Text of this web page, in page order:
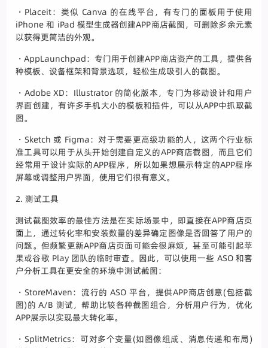
・Placeit：类似 Canva 的在线平台，有专门的面板用于使用
iPhone 和 iPad 模型生成器创建APP商店截图，可删除多余元素
以获得更简洁的外观。
・AppLaunchpad：专门用于创建APP商店资产的工具，提供各
种模板、设备框架和背景选项，轻松生成吸引人的截图。
・Adobe XD：Illustrator 的简化版本，专门为移动设计和用户
界面创建，有许多手机大小的模板和插件，可以从APP中抓取截
图。
・Sketch 或 Figma：对于需要更高级功能的人，这两个行业标
准工具可以用于从头开始创建自定义的APP商店截图，而且它们
经常用于设计实际的APP程序，所以如果想展示特定的APP程序
屏幕或调整用户界面，使用它们很有意义。
2. 测试工具
测试截图效率的最佳方法是在实际场景中，即直接在APP商店页
面上，通过转化率和安装数量的差异确定图像是否回答了用户的
问题。但频繁更新APP商店页面可能会很麻烦，甚至可能引起苹
果或谷歌 Play 团队的临时审查。因此，可以使用一些 ASO 和客
户分析工具在更安全的环境中测试截图：
・StoreMaven：流行的 ASO 平台，提供APP商店创意(包括截
图)的 A/B 测试，帮助比较各种截图组合，分析用户行为，优化
APP展示以实现最大转化率。
・SplitMetrics：可对多个变量(如图像组成、消息传递和布局)